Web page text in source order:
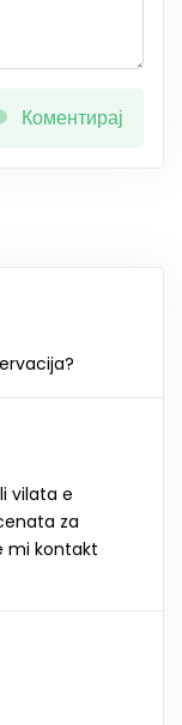
Коментирај
vilata e
za
mi kontakt